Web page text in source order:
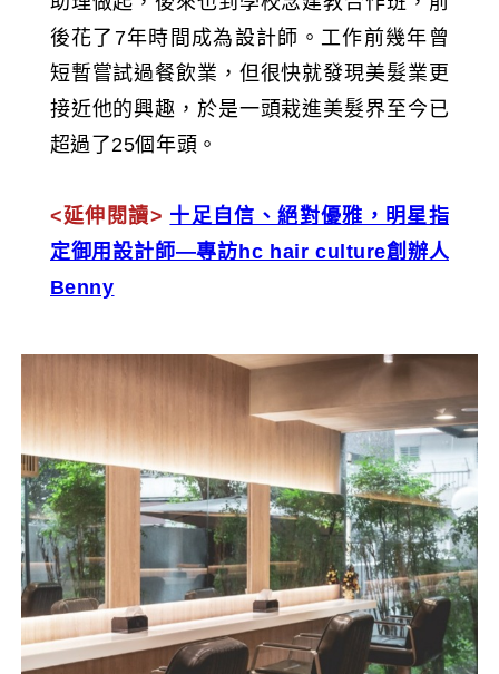
後花了7年時間成為設計師。工作前幾年曾
短暫嘗試過餐飲業，但很快就發現美髮業更
接近他的興趣，於是一頭栽進美髮界至今已
超過了25個年頭。
<延伸閱讀> 十足自信、絕對優雅，明星指
定御用設計師—專訪hc hair culture創辦人
Benny